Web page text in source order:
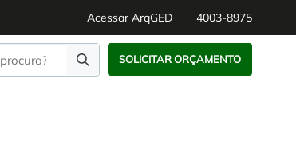
Acessar ArqGED 4003-8975
SOLICITAR ORÇAMENTO